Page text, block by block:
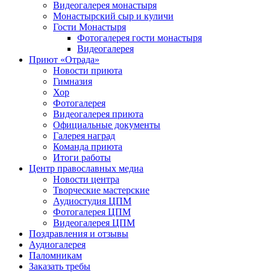
Видеогалерея монастыря
Монастырский сыр и куличи
Гости Монастыря
Фотогaлерея гости монастыря
Видеогалерея
Приют «Отрада»
Новости приюта
Гимназия
Хор
Фотогалерея
Видеогалерея приюта
Официальные документы
Галерея наград
Команда приюта
Итоги работы
Центр православных медиа
Новости центра
Творческие мастерские
Аудиостудия ЦПМ
Фотогалерея ЦПМ
Видеогалерея ЦПМ
Поздравления и отзывы
Аудиогалерея
Паломникам
Заказать требы